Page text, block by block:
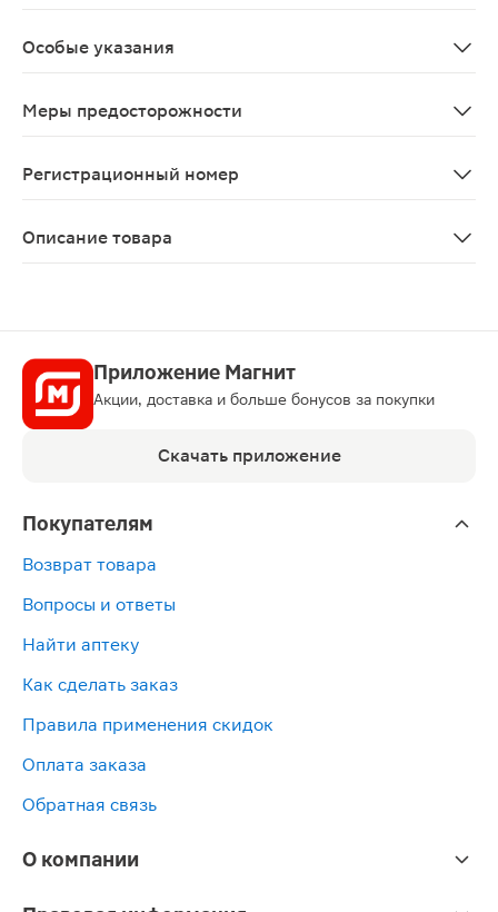
Особые указания
Меры предосторожности
Регистрационный номер
Описание товара
Приложение Магнит
Акции, доставка и больше бонусов за покупки
Скачать приложение
Покупателям
Возврат товара
Вопросы и ответы
Найти аптеку
Как сделать заказ
Правила применения скидок
Оплата заказа
Обратная связь
О компании